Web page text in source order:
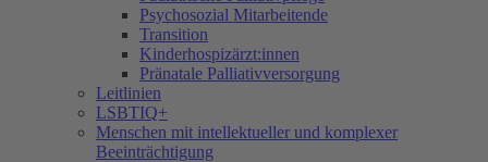
Psychosozial Mitarbeitende
Transition
Kinderhospizärzt:innen
Pränatale Palliativversorgung
Leitlinien
LSBTIQ+
Menschen mit intellektueller und komplexer
Beeinträchtigung